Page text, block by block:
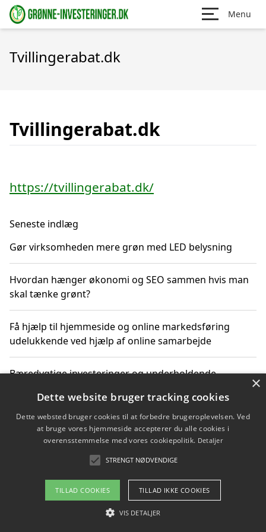
Menu
Tvillingerabat.dk
Tvillingerabat.dk
https://tvillingerabat.dk/
Seneste indlæg
Gør virksomheden mere grøn med LED belysning
Hvordan hænger økonomi og SEO sammen hvis man
skal tænke grønt?
Få hjælp til hjemmeside og online markedsføring
udelukkende ved hjælp af online samarbejde
Bæredygtige investeringer og underholdende
Sådan kan online møder for virksomheder fremme
grønne investeringer
Copyright 2026 - Pilanto Aps
Om / kontakt
×
Dette website bruger tracking cookies
Dette websted bruger cookies til at forbedre brugeroplevelsen. Ved
at bruge vores hjemmeside accepterer du alle cookies i
overensstemmelse med vores cookiepolitik. Detaljer
STRENGT NØDVENDIGE
TILLAD COOKIES TILLAD IKKE COOKIES
VIS DETALJER